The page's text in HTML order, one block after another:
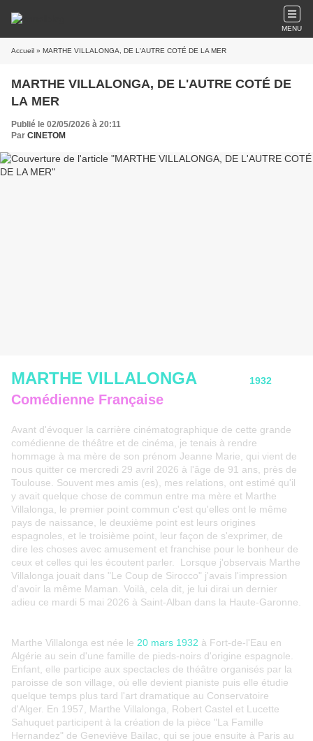
MENU
Accueil » MARTHE VILLALONGA, DE L'AUTRE COTÉ DE LA MER
MARTHE VILLALONGA, DE L'AUTRE COTÉ DE
LA MER
Publié le 02/05/2026 à 20:11
Par CINETOM
MARTHE VILLALONGA 1932
Comédienne Française
Avant d'évoquer la carrière cinématographique de cette grande
comédienne de théâtre et de cinéma, je tenais à rendre
hommage à ma mère de son prénom Jeanne Marie, qui vient de
nous quitter ce mercredi 29 avril 2026 à l'âge de 91 ans, près de
Toulouse. Souvent mes amis (es), mes relations, ont estimé qu'il
y avait quelque chose de commun entre ma mère et Marthe
Villalonga, le premier point commun c'est qu'elles ont le même
pays de naissance, le deuxième point est leurs origines
espagnoles, et le troisième point, leur façon de s'exprimer, de
dire les choses avec amusement et franchise pour le bonheur de
ceux et celles qui les écoutent parler. Lorsque j'observais Marthe
Villalonga jouait dans "Le Coup de Sirocco" j'avais l'impression
d'avoir la même Maman. Voilà, cela dit, je lui dirai un dernier
adieu ce mardi 5 mai 2026 à Saint-Alban dans la Haute-Garonne.
Marthe Villalonga est née le 20 mars 1932 à Fort-de-l'Eau en
Algérie au sein d'une famille de pieds-noirs d'origine espagnole.
Enfant, elle participe aux spectacles de théâtre organisés par la
paroisse de son village, où elle devient pianiste puis elle étudie
quelque temps plus tard l'art dramatique au Conservatoire
d'Alger. En 1957, Marthe Villalonga, Robert Castel et Lucette
Sahuquet participent à la création de la pièce "La Famille
Hernandez" de Geneviève Baïlac, qui se joue ensuite à Paris au